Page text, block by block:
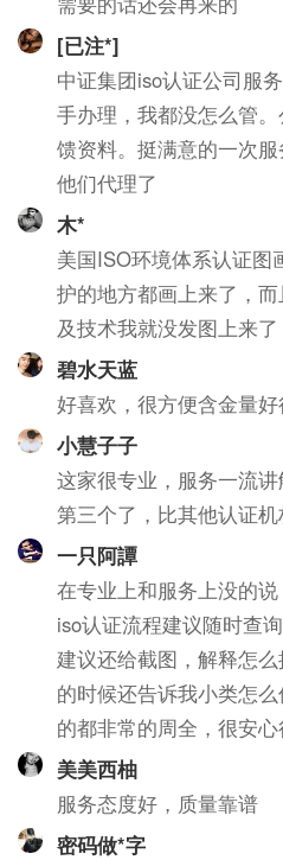
[已注*]
中证集团iso认证公司服
手办理，我都没怎么管
馈资料。挺满意的一次
他们代理了
木*
美国ISO环境体系认证图
护的地方都画上来了，
及技术我就没发图上来
碧水天蓝
好喜欢，很方便含金量
小慧子子
这家很专业，服务一流
第三个了，比其他认证机
一只阿譚
在专业上和服务上没的
iso认证流程建议随时查
建议还给截图，解释怎
的时候还告诉我小类怎
的都非常的周全，很安
美美西柚
服务态度好，质量靠谱
密码做*字